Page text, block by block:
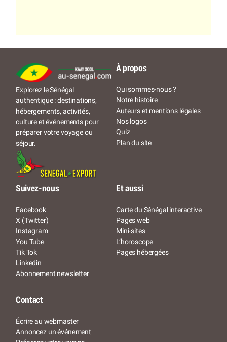
Explorez le Sénégal
authentique : destinations,
hébergements, activités,
culture et événements pour
préparer votre voyage ou
séjour.
À propos
Qui sommes-nous ?
Notre histoire
Auteurs et mentions légales
Nos logos
Quiz
Plan du site
Suivez-nous
Facebook
X (Twitter)
Instagram
You Tube
Tik Tok
Linkedin
Abonnement newsletter
Et aussi
Carte du Sénégal interactive
Pages web
Mini-sites
L’horoscope
Pages hébergées
Contact
Écrire au webmaster
Annoncez un événement